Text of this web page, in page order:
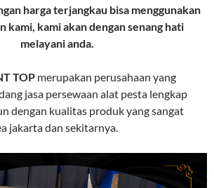
harga terjangkau bisa menggunakan
kami, kami akan dengan senang hati
melayani anda.
TOP merupakan perusahaan yang
jasa persewaan alat pesta lengkap
dengan kualitas produk yang sangat
jakarta dan sekitarnya.